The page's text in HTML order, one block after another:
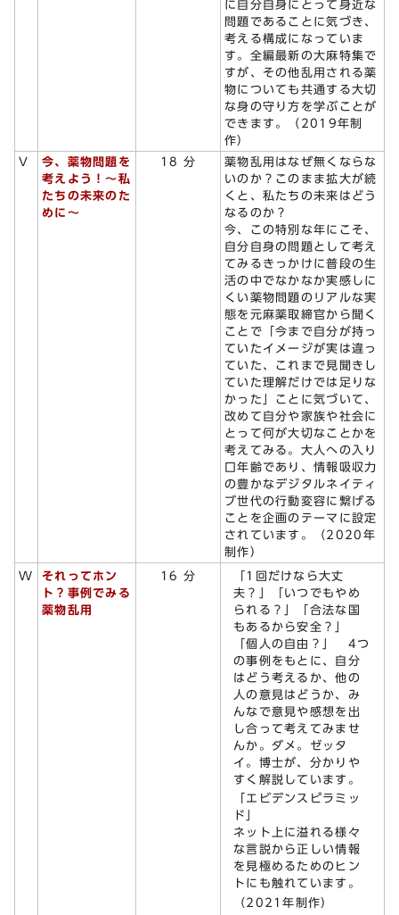
に自分自身にとって身近な
問題であることに気づき、
考える構成になっていま
す。全編最新の大麻特集で
すが、その他乱用される薬
物についても共通する大切
な身の守り方を学ぶことが
できます。（2019年制
作）
V
今、薬物問題を
考えよう！～私
たちの未来のた
めに～
18 分
薬物乱用はなぜ無くならな
いのか？このまま拡大が続
くと、私たちの未来はどう
なるのか？
今、この特別な年にこそ、
自分自身の問題として考え
てみるきっかけに普段の生
活の中でなかなか実感しに
くい薬物問題のリアルな実
態を元麻薬取締官から聞く
ことで「今まで自分が持っ
ていたイメージが実は違っ
ていた、これまで見聞きし
ていた理解だけでは足りな
かった」ことに気づいて、
改めて自分や家族や社会に
とって何が大切なことかを
考えてみる。大人への入り
口年齢であり、情報吸収力
の豊かなデジタルネイティ
ブ世代の行動変容に繋げる
ことを企画のテーマに設定
されています。（2020年
制作）
W
それってホン
ト？事例でみる
薬物乱用
16 分
「1回だけなら大丈
夫？」「いつでもやめ
られる？」「合法な国
もあるから安全？」
「個人の自由？」 4つ
の事例をもとに、自分
はどう考えるか、他の
人の意見はどうか、み
んなで意見や感想を出
し合って考えてみませ
んか。ダメ。ゼッタ
イ。博士が、分かりや
すく解説しています。
「エビデンスピラミッ
ド」
ネット上に溢れる様々
な言説から正しい情報
を見極めるためのヒン
トにも触れています。
（2021年制作）